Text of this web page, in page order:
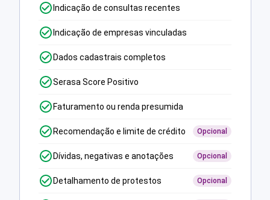
Indicação de consultas recentes
Indicação de empresas vinculadas
Dados cadastrais completos
Serasa Score Positivo
Faturamento ou renda presumida
Recomendação e limite de crédito Opcional
Dívidas, negativas e anotações Opcional
Detalhamento de protestos Opcional